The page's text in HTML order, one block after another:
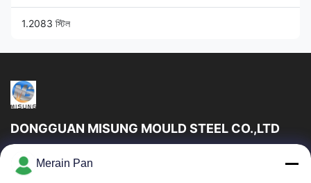
1.2083 স্টিল
DONGGUAN MISUNG MOULD STEEL CO.,LTD
DongGuan Misung ছাঁচ ইস্পাত কোং লিমিটেড সরবরাহ প্লাস্টিক ডাই স্টিল, গরম কাজ
ইস্পাত, ঠান্ডা কাজ ইস্পাত, খাদ কাঠামোগত ইস্পাত
Merain Pan